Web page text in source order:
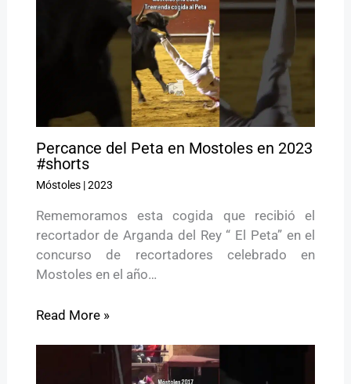
Percance del Peta en Mostoles en 2023
#shorts
Móstoles|2023
Rememoramos esta cogida que recibió el
recortador de Arganda del Rey “ El Peta” en el
concurso de recortadores celebrado en
Mostoles en el año…
Read More »